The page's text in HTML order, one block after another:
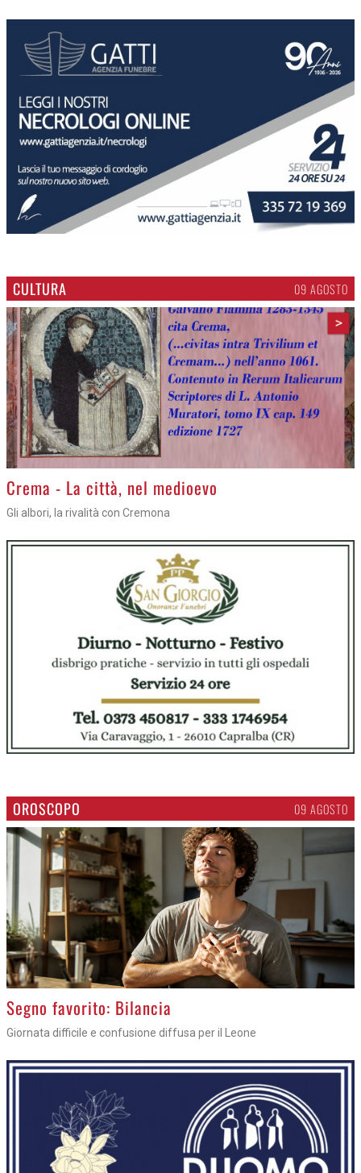
CULTURA 09 AGOSTO
>
Crema - La città, nel medioevo
Gli albori, la rivalità con Cremona
OROSCOPO 09 AGOSTO
>
Segno favorito: Bilancia
Giornata difficile e confusione diffusa per il Leone